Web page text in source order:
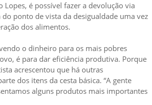
é possível fazer a devolução via
ponto de vista da desigualdade uma vez
dos alimentos.
o dinheiro para os mais pobres
é para dar eficiência produtiva. Porque
acrescentou que há outras
dos itens da cesta básica. “A gente
alguns produtos mais importantes